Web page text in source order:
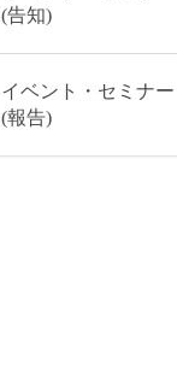
(告知)
イベント・セミナー
(報告)